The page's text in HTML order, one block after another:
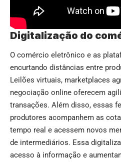
Digitalização do
O comércio eletrônico e as
encurtando distâncias entre
Leilões virtuais, marketplaces
negociação online oferecem
transações. Além disso, essas
produtores acompanhem as
tempo real e acessem novos
de intermediários. Essa
acesso à informação e